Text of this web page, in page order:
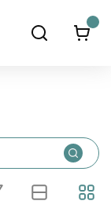
Фильтры